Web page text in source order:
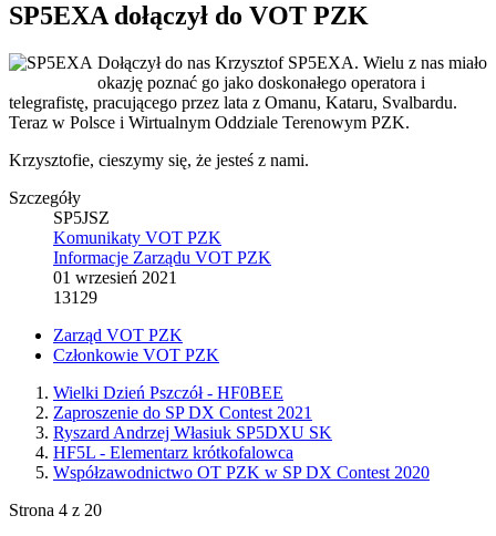
SP5EXA dołączył do VOT PZK
Dołączył do nas Krzysztof SP5EXA. Wielu z nas miało
okazję poznać go jako doskonałego operatora i
telegrafistę, pracującego przez lata z Omanu, Kataru, Svalbardu.
Teraz w Polsce i Wirtualnym Oddziale Terenowym PZK.
Krzysztofie, cieszymy się, że jesteś z nami.
Szczegóły
SP5JSZ
Komunikaty VOT PZK
Informacje Zarządu VOT PZK
01 wrzesień 2021
13129
Zarząd VOT PZK
Członkowie VOT PZK
Wielki Dzień Pszczół - HF0BEE
Zaproszenie do SP DX Contest 2021
Ryszard Andrzej Własiuk SP5DXU SK
HF5L - Elementarz krótkofalowca
Współzawodnictwo OT PZK w SP DX Contest 2020
Strona 4 z 20